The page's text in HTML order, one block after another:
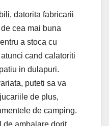
datorita fabricarii
cea mai buna
a stoca cu
cand calatoriti
in dulapuri.
puteti sa va
de plus,
de camping.
ambalare dorit.